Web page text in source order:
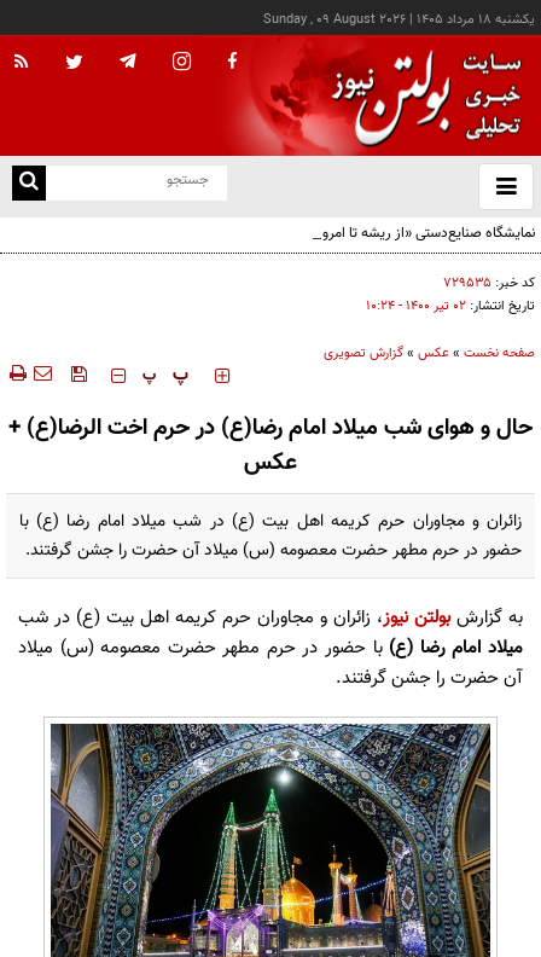
يکشنبه ۱۸ مرداد ۱۴۰۵ |
Sunday , 09 August 2026
باز
و
نمایشگاه صنایع‌دستی «از ریشه تا امروز» - کرج
کد خبر: ۷۲۹۵۳۵
تاریخ انتشار: ۰۲ تير ۱۴۰۰ - ۱۰:۲۴
صفحه نخست »عکس »گزارش تصویری
‍‍‍ پ پ
حال و هوای شب میلاد امام رضا(ع) در حرم اخت الرضا(ع) +
عکس
زائران و مجاوران حرم کریمه اهل بیت (ع) در شب میلاد امام رضا (ع) با
حضور در حرم مطهر حضرت معصومه (س) میلاد آن حضرت را جشن گرفتند.
به گزارشبولتن نیوز، زائران و مجاوران حرم کریمه اهل بیت (ع) در شب
میلاد امام رضا (ع) با حضور در حرم مطهر حضرت معصومه (س) میلاد
آن حضرت را جشن گرفتند.